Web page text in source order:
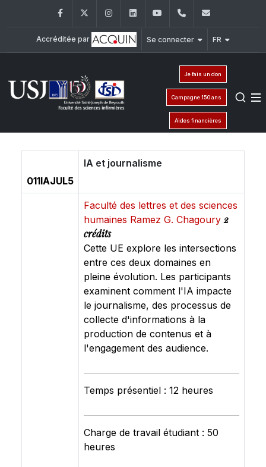
FacebookTwitter InstagramLinkedInYouTube+961 (1) 421 240
Accréditée par Se connecter FR
Je fais un don
Campagne 150 ans
Aides financières
011IAJUL5
IA et journalisme
Faculté des lettres et des sciences
humaines Ramez G. Chagoury2
crédits
Cette UE explore les intersections
entre ces deux domaines en
pleine évolution. Les participants
examinent comment l'IA impacte
le journalisme, des processus de
collecte d'informations à la
production de contenus et à
l'engagement des audience.
Temps présentiel : 12 heures
Charge de travail étudiant : 50
heures